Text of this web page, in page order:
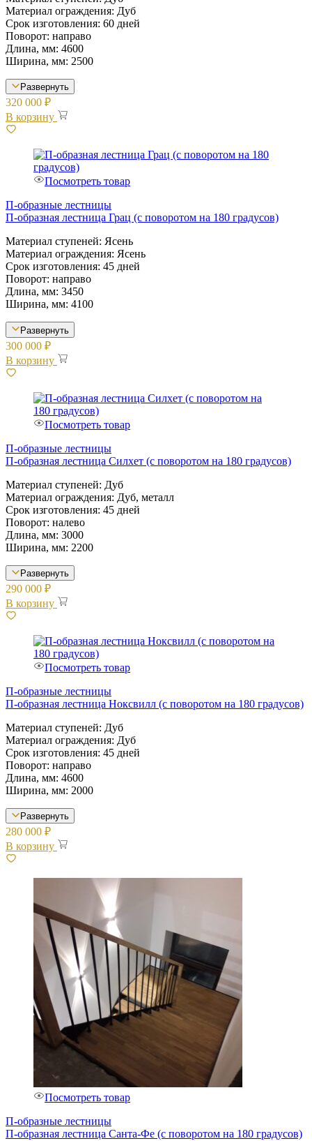
Материал ограждения: Дуб
Срок изготовления: 60 дней
Поворот: направо
Длина, мм: 4600
Ширина, мм: 2500
Развернуть
320 000 ₽
В корзину
Посмотреть товар
П-образные лестницы
П-образная лестница Грац (с поворотом на 180 градусов)
Материал ступеней: Ясень
Материал ограждения: Ясень
Срок изготовления: 45 дней
Поворот: направо
Длина, мм: 3450
Ширина, мм: 4100
Развернуть
300 000 ₽
В корзину
Посмотреть товар
П-образные лестницы
П-образная лестница Силхет (с поворотом на 180 градусов)
Материал ступеней: Дуб
Материал ограждения: Дуб, металл
Срок изготовления: 45 дней
Поворот: налево
Длина, мм: 3000
Ширина, мм: 2200
Развернуть
290 000 ₽
В корзину
Посмотреть товар
П-образные лестницы
П-образная лестница Ноксвилл (с поворотом на 180 градусов)
Материал ступеней: Дуб
Материал ограждения: Дуб
Срок изготовления: 45 дней
Поворот: направо
Длина, мм: 4600
Ширина, мм: 2000
Развернуть
280 000 ₽
В корзину
Посмотреть товар
П-образные лестницы
П-образная лестница Санта-Фе (с поворотом на 180 градусов)